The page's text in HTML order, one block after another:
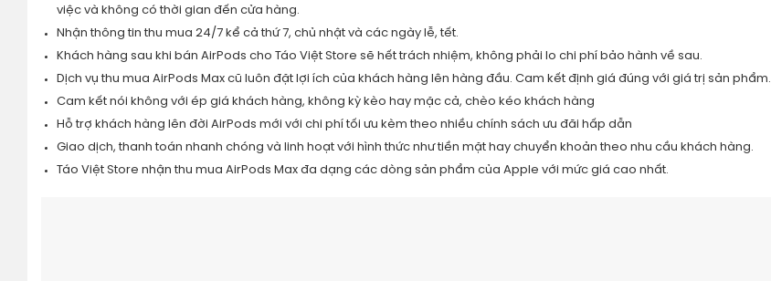
việc và không có thời gian đến cửa hàng.
Nhận thông tin thu mua 24/7 kể cả thứ 7, chủ nhật và các ngày lễ, tết.
Khách hàng sau khi bán AirPods cho Táo Việt Store sẽ hết trách nhiệm, không phải lo chi phí bảo hành về sau.
Dịch vụ thu mua AirPods Max cũ luôn đặt lợi ích của khách hàng lên hàng đầu. Cam kết định giá đúng với giá trị sản phẩm.
Cam kết nói không với ép giá khách hàng, không kỳ kèo hay mặc cả, chèo kéo khách hàng
Hỗ trợ khách hàng lên đời AirPods mới với chi phí tối ưu kèm theo nhiều chính sách ưu đãi hấp dẫn
Giao dịch, thanh toán nhanh chóng và linh hoạt với hình thức như tiền mặt hay chuyển khoản theo nhu cầu khách hàng.
Táo Việt Store nhận thu mua AirPods Max đa dạng các dòng sản phẩm của Apple với mức giá cao nhất.